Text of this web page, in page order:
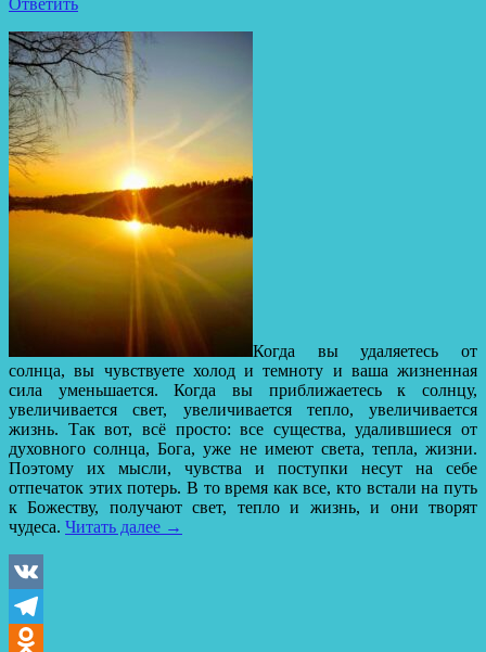
Ответить
Когда вы удаляетесь от
солнца, вы чувствуете холод и темноту и ваша жизненная
сила уменьшается. Когда вы приближаетесь к солнцу,
увеличивается свет, увеличивается тепло, увеличивается
жизнь. Так вот, всё просто: все существа, удалившиеся от
духовного солнца, Бога, уже не имеют света, тепла, жизни.
Поэтому их мысли, чувства и поступки несут на себе
отпечаток этих потерь. В то время как все, кто встали на путь
к Божеству, получают свет, тепло и жизнь, и они творят
чудеса. Читать далее →
VK
Telegram